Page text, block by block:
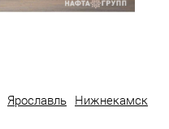
Ярославль Нижнекамск